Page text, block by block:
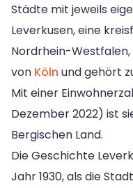
Städte mit jeweils
Leverkusen, eine
Nordrhein-
von Köln und gehört
Mit einer
Dezember 2022) ist
Bergischen Land.
Die Geschichte
Jahr 1930, als die